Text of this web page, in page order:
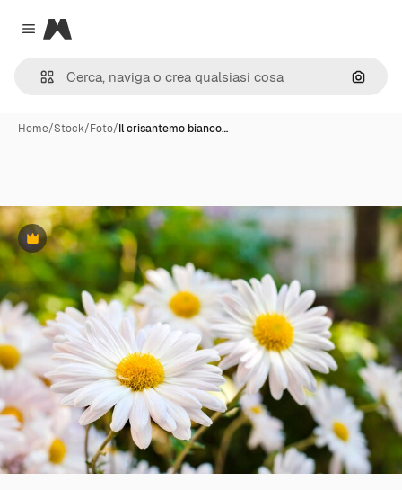
Close menu
Magnific
Cerca
Home/Stock/Foto/Il crisantemo bianco…
Premium